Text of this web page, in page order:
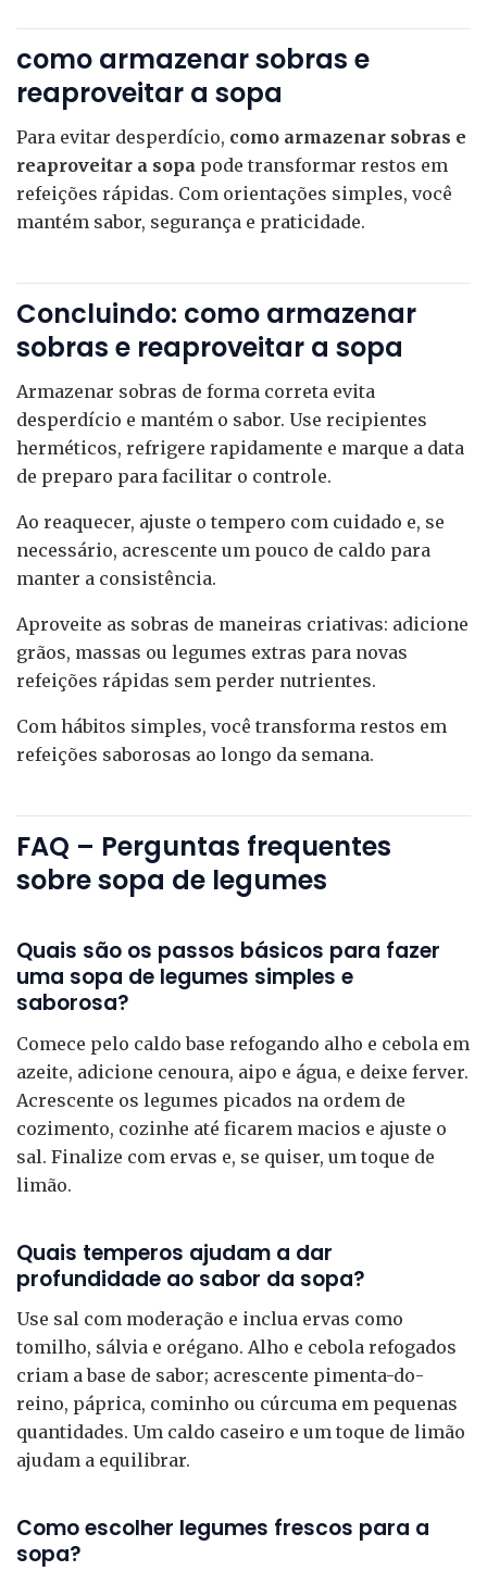
como armazenar sobras e
reaproveitar a sopa
Para evitar desperdício, como armazenar sobras e
reaproveitar a sopa pode transformar restos em
refeições rápidas. Com orientações simples, você
mantém sabor, segurança e praticidade.
Concluindo: como armazenar
sobras e reaproveitar a sopa
Armazenar sobras de forma correta evita
desperdício e mantém o sabor. Use recipientes
herméticos, refrigere rapidamente e marque a data
de preparo para facilitar o controle.
Ao reaquecer, ajuste o tempero com cuidado e, se
necessário, acrescente um pouco de caldo para
manter a consistência.
Aproveite as sobras de maneiras criativas: adicione
grãos, massas ou legumes extras para novas
refeições rápidas sem perder nutrientes.
Com hábitos simples, você transforma restos em
refeições saborosas ao longo da semana.
FAQ – Perguntas frequentes
sobre sopa de legumes
Quais são os passos básicos para fazer
uma sopa de legumes simples e
saborosa?
Comece pelo caldo base refogando alho e cebola em
azeite, adicione cenoura, aipo e água, e deixe ferver.
Acrescente os legumes picados na ordem de
cozimento, cozinhe até ficarem macios e ajuste o
sal. Finalize com ervas e, se quiser, um toque de
limão.
Quais temperos ajudam a dar
profundidade ao sabor da sopa?
Use sal com moderação e inclua ervas como
tomilho, sálvia e orégano. Alho e cebola refogados
criam a base de sabor; acrescente pimenta-do-
reino, páprica, cominho ou cúrcuma em pequenas
quantidades. Um caldo caseiro e um toque de limão
ajudam a equilibrar.
Como escolher legumes frescos para a
sopa?